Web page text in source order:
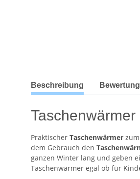
weitere Registerkarten anzeigen
Beschreibung
Praktischer Taschenwärmer
dem Gebrauch den
ganzen Winter lang und geben
Taschenwärmer egal ob für